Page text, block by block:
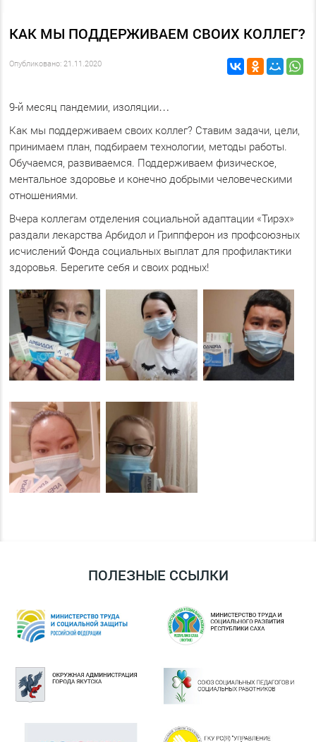
КАК МЫ ПОДДЕРЖИВАЕМ СВОИХ КОЛЛЕГ?
Опубликовано: 21.11.2020
9-й месяц пандемии, изоляции…
Как мы поддерживаем своих коллег? Ставим задачи, цели,
принимаем план, подбираем технологии, методы работы.
Обучаемся, развиваемся. Поддерживаем физическое,
ментальное здоровье и конечно добрыми человеческими
отношениями.
Вчера коллегам отделения социальной адаптации «Тирэх»
раздали лекарства Арбидол и Гриппферон из профсоюзных
исчислений Фонда социальных выплат для профилактики
здоровья. Берегите себя и своих родных!
ПОЛЕЗНЫЕ ССЫЛКИ